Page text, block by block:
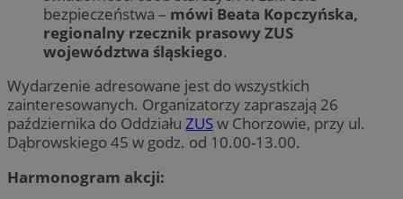
bezpieczeństwa – mówi Beata Kopczyńska,
regionalny rzecznik prasowy ZUS
województwa śląskiego.
Wydarzenie adresowane jest do wszystkich
zainteresowanych. Organizatorzy zapraszają 26
października do Oddziału ZUSw Chorzowie, przy ul.
Dąbrowskiego 45 w godz. od 10.00-13.00.
Harmonogram akcji: